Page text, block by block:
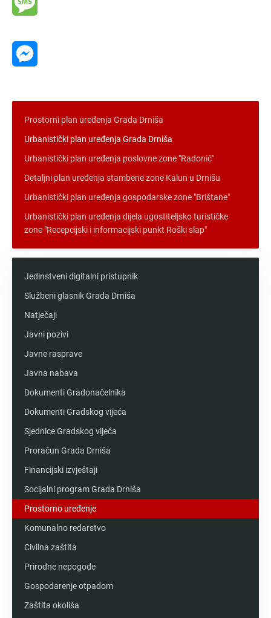
Prostorni plan uređenja Grada Drniša
Urbanistički plan uređenja Grada Drniša
Urbanistički plan uređenja poslovne zone "Radonić"
Detaljni plan uređenja stambene zone Kalun u Drnišu
Urbanistički plan uređenja gospodarske zone "Brištane"
Urbanistički plan uređenja dijela ugostiteljsko turističke
zone "Recepcijski i informacijski punkt Roški slap"
Jedinstveni digitalni pristupnik
Službeni glasnik Grada Drniša
Natječaji
Javni pozivi
Javne rasprave
Javna nabava
Dokumenti Gradonačelnika
Dokumenti Gradskog vijeća
Sjednice Gradskog vijeća
Proračun Grada Drniša
Financijski izvještaji
Socijalni program Grada Drniša
Prostorno uređenje
Komunalno redarstvo
Civilna zaštita
Prirodne nepogode
Gospodarenje otpadom
Zaštita okoliša